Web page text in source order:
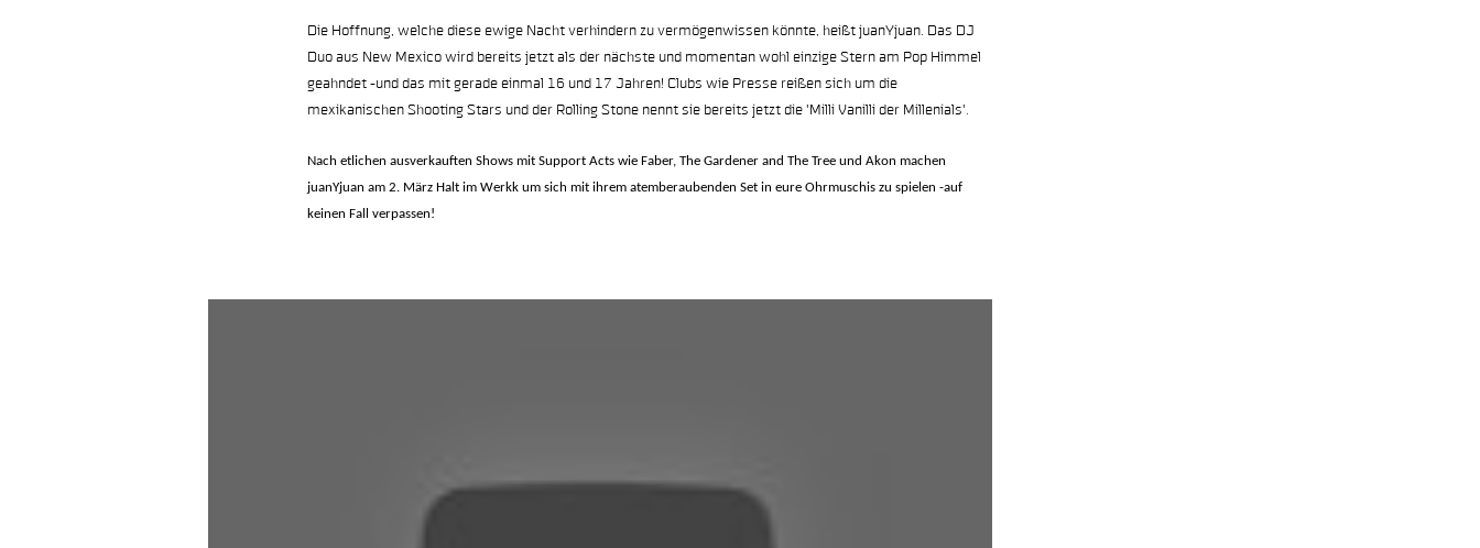
Die Hoffnung, welche diese ewige Nacht verhindern zu vermögenwissen könnte, heißt juanYjuan. Das DJ
Duo aus New Mexico wird bereits jetzt als der nächste und momentan wohl einzige Stern am Pop Himmel
geahndet -und das mit gerade einmal 16 und 17 Jahren! Clubs wie Presse reißen sich um die
mexikanischen Shooting Stars und der Rolling Stone nennt sie bereits jetzt die 'Milli Vanilli der Millenials'.
Nach etlichen ausverkauften Shows mit Support Acts wie Faber, The Gardener and The Tree und Akon machen
juanYjuan am 2. März Halt im Werkk um sich mit ihrem atemberaubenden Set in eure Ohrmuschis zu spielen -auf
keinen Fall verpassen!